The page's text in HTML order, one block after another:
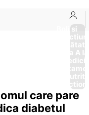
Boli si
Afectiuni
Sănătate
de la A
care pare
diabetul